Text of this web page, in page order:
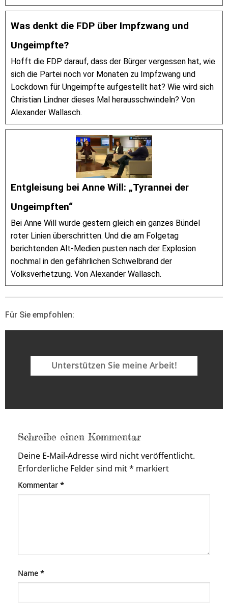
Was denkt die FDP über Impfzwang und
Ungeimpfte?
Hofft die FDP darauf, dass der Bürger vergessen hat, wie
sich die Partei noch vor Monaten zu Impfzwang und
Lockdown für Ungeimpfte aufgestellt hat? Wie wird sich
Christian Lindner dieses Mal herausschwindeln? Von
Alexander Wallasch.
Entgleisung bei Anne Will: „Tyrannei der
Ungeimpften“
Bei Anne Will wurde gestern gleich ein ganzes Bündel
roter Linien überschritten. Und die am Folgetag
berichtenden Alt-Medien pusten nach der Explosion
nochmal in den gefährlichen Schwelbrand der
Volksverhetzung. Von Alexander Wallasch.
Für Sie empfohlen:
Unterstützen Sie meine Arbeit!
Schreibe einen Kommentar
Deine E-Mail-Adresse wird nicht veröffentlicht.
Erforderliche Felder sind mit* markiert
Kommentar *
Name *